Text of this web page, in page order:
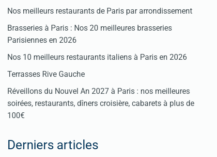
Nos meilleurs restaurants de Paris par arrondissement
Brasseries à Paris : Nos 20 meilleures brasseries
Parisiennes en 2026
Nos 10 meilleurs restaurants italiens à Paris en 2026
Terrasses Rive Gauche
Réveillons du Nouvel An 2027 à Paris : nos meilleures
soirées, restaurants, dîners croisière, cabarets à plus de
100€
Derniers articles